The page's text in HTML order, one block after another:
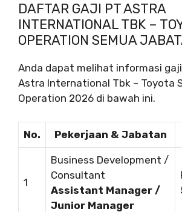
DAFTAR GAJI PT ASTRA
INTERNATIONAL TBK –
OPERATION SEMUA
Anda dapat melihat informasi
Astra International Tbk – Toyota
Operation 2026 di bawah ini.
No. Pekerjaan & Jabatan
1
Business Development /
Consultant
Assistant Manager /
Junior Manager